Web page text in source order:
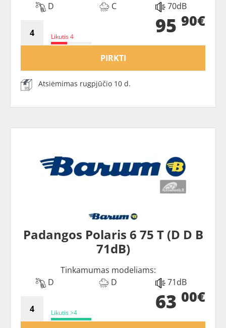
D
C 70dB
Likutis 4 95 90€
PIRKTI
Atsiėmimas rugpjūčio 10 d.
Padangos Polaris 6 75 T (D D B
71dB)
Tinkamumas modeliams:
D
D 71dB
Likutis >4 63 00€